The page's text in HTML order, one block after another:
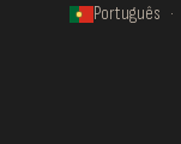
Português ·